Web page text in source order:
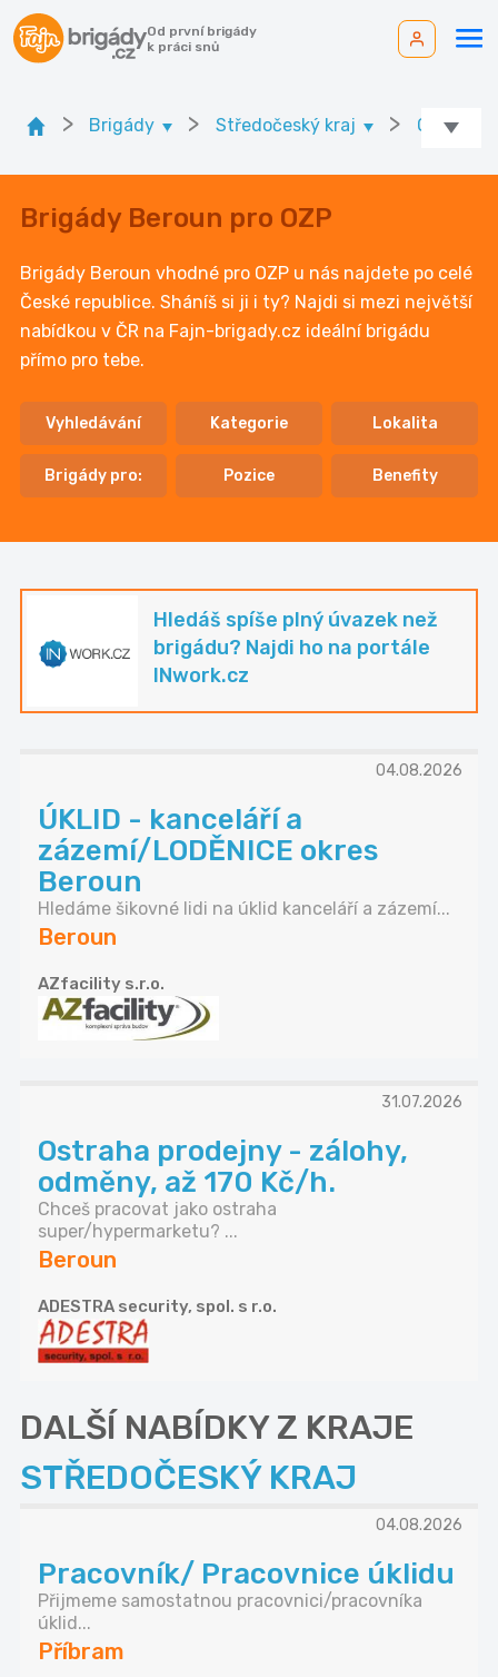
Od první brigády
k práci snů
> Brigády > Středočeský kraj > Ok.
Brigády Beroun pro OZP
Brigády Beroun vhodné pro OZP u nás najdete po celé
České republice. Sháníš si ji i ty? Najdi si mezi největší
nabídkou v ČR na Fajn-brigady.cz ideální brigádu
přímo pro tebe.
Vyhledávání Kategorie Lokalita
Brigády pro: Pozice Benefity
Hledáš spíše plný úvazek než
brigádu? Najdi ho na portále
INwork.cz
04.08.2026
ÚKLID - kanceláří a
zázemí/LODĚNICE okres
Beroun
Hledáme šikovné lidi na úklid kanceláří a zázemí...
Beroun
AZfacility s.r.o.
31.07.2026
Ostraha prodejny - zálohy,
odměny, až 170 Kč/h.
Chceš pracovat jako ostraha
super/hypermarketu? ...
Beroun
ADESTRA security, spol. s r.o.
DALŠÍ NABÍDKY Z KRAJE
STŘEDOČESKÝ KRAJ
04.08.2026
Pracovník/ Pracovnice úklidu
Přijmeme samostatnou pracovnici/pracovníka
úklid...
Příbram